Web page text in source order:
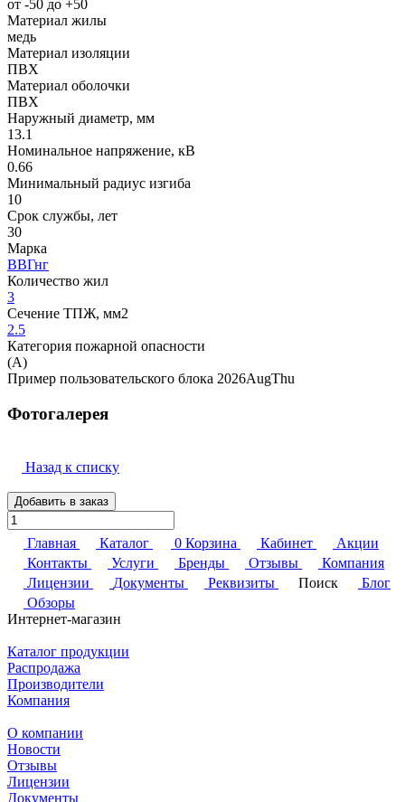
от -50 до +50
Материал жилы
медь
Материал изоляции
ПВХ
Материал оболочки
ПВХ
Наружный диаметр, мм
13.1
Номинальное напряжение, кВ
0.66
Минимальный радиус изгиба
10
Срок службы, лет
30
Марка
ВВГнг
Количество жил
3
Сечение ТПЖ, мм2
2.5
Категория пожарной опасности
(A)
Пример пользовательского блока 2026AugThu
Фотогалерея
Назад к списку
Добавить в заказ
Главная Каталог 0 Корзина Кабинет
Акции
Контакты
Услуги Бренды Отзывы
Компания
Лицензии
Документы Реквизиты Поиск
Блог
Обзоры
Интернет-магазин
Каталог продукции
Распродажа
Производители
Компания
О компании
Новости
Отзывы
Лицензии
Документы